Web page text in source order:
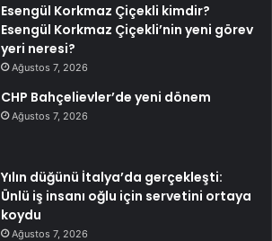
Esengül Korkmaz Çiçekli kimdir?
Esengül Korkmaz Çiçekli’nin yeni görev
yeri neresi?
Ağustos 7, 2026
CHP Bahçelievler’de yeni dönem
Ağustos 7, 2026
Yılın düğünü İtalya’da gerçekleşti:
Ünlü iş insanı oğlu için servetini ortaya
koydu
Ağustos 7, 2026